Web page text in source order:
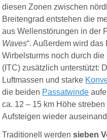
diesen Zonen zwischen
Breitengrad entstehen die
aus Wellenstörungen in der
Waves“. Außerdem wird
Wirbelsturms noch durch die
(ITC) zusätzlich unterstützt:
Luftmassen und starke
die beiden Passatwinde
ca. 12 – 15 km Höhe
Aufsteigen wieder
Traditionell werden sieben